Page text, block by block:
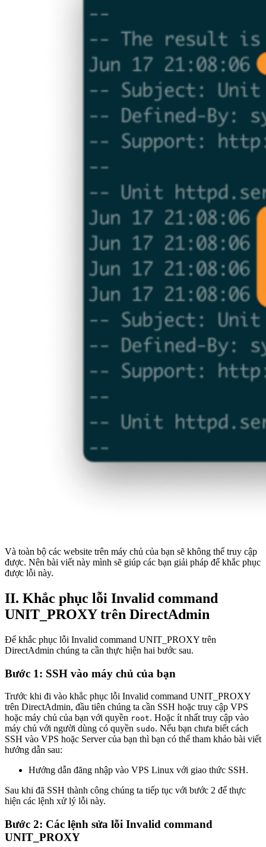
Và toàn bộ các website trên máy chủ của bạn sẽ không thể truy cập
được. Nên bài viết này mình sẽ giúp các bạn giải pháp để khắc phục
được lỗi này.
II. Khắc phục lỗi Invalid command
UNIT_PROXY trên DirectAdmin
Để khắc phục lỗi Invalid command UNIT_PROXY trên
DirectAdmin chúng ta cần thực hiện hai bước sau.
Bước 1: SSH vào máy chủ của bạn
Trước khi đi vào khắc phục lỗi Invalid command UNIT_PROXY
trên DirectAdmin, đầu tiên chúng ta cần SSH hoặc truy cập VPS
hoặc máy chủ của bạn với quyền root. Hoặc ít nhất truy cập vào
máy chủ với người dùng có quyền sudo. Nếu bạn chưa biết cách
SSH vào VPS hoặc Server của bạn thì bạn có thể tham khảo bài viết
hướng dẫn sau:
Hướng dẫn đăng nhập vào VPS Linux với giao thức SSH.
Sau khi đã SSH thành công chúng ta tiếp tục với bước 2 để thực
hiện các lệnh xử lý lỗi này.
Bước 2: Các lệnh sửa lỗi Invalid command
UNIT_PROXY